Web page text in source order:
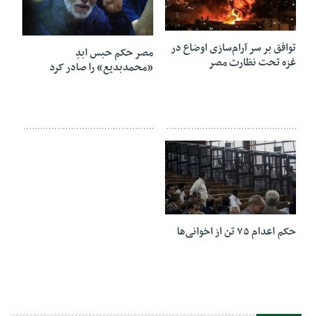
27 اکتبر 2018
توافق بر سر آرام‌سازی اوضاع در
غزه تحت نظارت مصر
23 سپتامبر 2018
مصر حکم حبس ابدِ
«محمدبدیع» را صادر کرد
08 سپتامبر 2018
حکم اعدام ۷۵ تن از اخوانی‌ها